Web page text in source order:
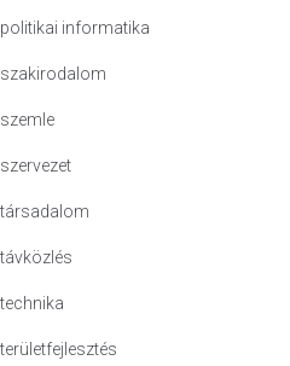
politikai informatika
szakirodalom
szemle
szervezet
társadalom
távközlés
technika
területfejlesztés